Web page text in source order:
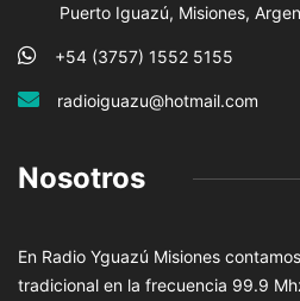
Puerto Iguazú, Misiones,
+54 (3757) 1552 5155
radioiguazu@hotmail.com
Nosotros
En Radio Yguazú Misiones
tradicional en la frecuencia 99.9